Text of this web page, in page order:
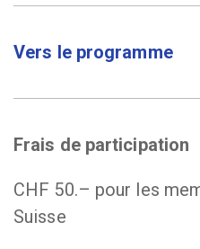
Vers le programme
Frais de participation
CHF 50.– pour les
Suisse